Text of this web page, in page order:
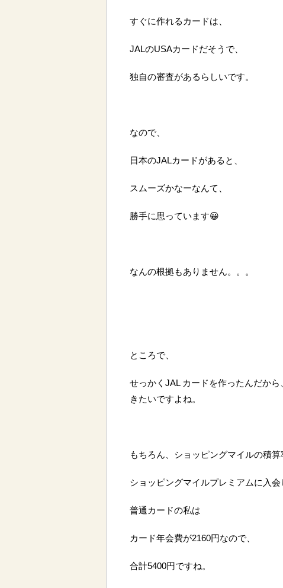
すぐに作れるカードは、
JALのUSAカードだそうで、
独自の審査があるらしいです。
なので、
日本のJALカードがあると、
スムーズかなーなんて、
勝手に思っています😀
なんの根拠もありません。。。
ところで、
せっかくJAL カードを作ったんだか
きたいですよね。
もちろん、ショッピングマイルの積算
ショッピングマイルプレミアムに入会
普通カードの私は
カード年会費が2160円なので、
合計5400円ですね。